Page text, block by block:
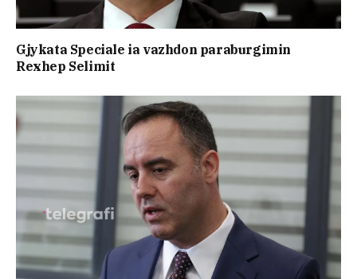
Gjykata Speciale ia vazhdon paraburgimin
Rexhep Selimit